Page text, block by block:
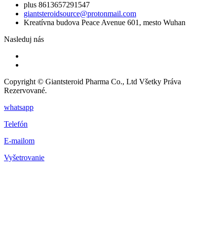
plus 8613657291547
giantsteroidsource@protonmail.com
Kreatívna budova Peace Avenue 601, mesto Wuhan
Nasleduj nás
Copyright © Giantsteroid Pharma Co., Ltd Všetky Práva
Rezervované.
whatsapp
Telefón
E-mailom
Vyšetrovanie